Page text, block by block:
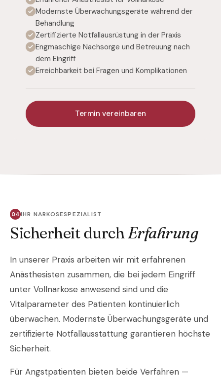
Modernste Überwachungsgeräte während der
Behandlung
Zertifizierte Notfallausrüstung in der Praxis
Engmaschige Nachsorge und Betreuung nach
dem Eingriff
Erreichbarkeit bei Fragen und Komplikationen
Termin vereinbaren
IHR NARKOSESPEZIALIST
Sicherheit durchErfahrung
In unserer Praxis arbeiten wir mit erfahrenen
Anästhesisten zusammen, die bei jedem Eingriff
unter Vollnarkose anwesend sind und die
Vitalparameter des Patienten kontinuierlich
überwachen. Modernste Überwachungsgeräte und
zertifizierte Notfallausstattung garantieren höchste
Sicherheit.
Für Angstpatienten bieten beide Verfahren —